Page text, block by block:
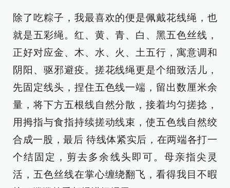
除了吃粽子，我最喜欢的便是佩戴花线绳，也
就是五彩绳。红、黄、青、白、黑五色丝线，
正好对应金、木、水、火、土五行，寓意调和
阴阳、驱邪避疫。搓花线绳更是个细致活儿，
先固定线头，捏住五色线一端，留出数厘米余
量，将下方五根线自然分散，接着均匀搓捻，
用拇指与食指持续搓动线束，使五色线自然绞
合成一股，最后 待线体紧实后，在两端各打一
个结固定，剪去多余线头即可。母亲指尖灵
活，五色丝线在掌心缠绕翻飞，看得我目不暇